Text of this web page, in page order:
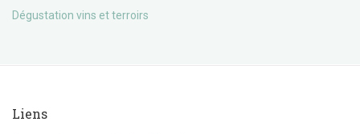
Dégustation vins et terroirs
Liens